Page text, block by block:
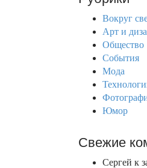
Вокруг
Арт и
Общество
События
Мода
Юмор
Свежие
Сергей к